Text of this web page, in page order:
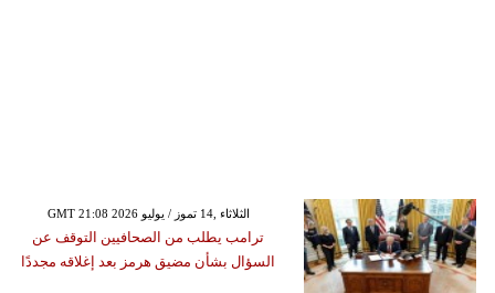
GMT 21:08 2026 الثلاثاء ,14 تموز / يوليو
ترامب يطلب من الصحافيين التوقف عن
السؤال بشأن مضيق هرمز بعد إغلاقه مجددًا